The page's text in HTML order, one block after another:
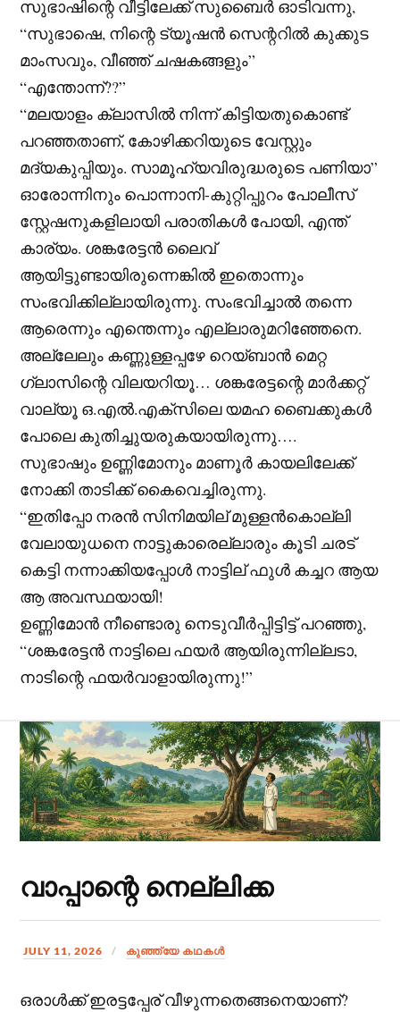
സുഭാഷിന്റെ വീട്ടിലേക്ക് സുബൈർ ഓടിവന്നു,
“സുഭാഷെ, നിന്റെ ട്യൂഷൻ സെന്ററിൽ കുക്കുട
മാംസവും, വീഞ്ഞ് ചഷകങ്ങളും”
“എന്തോന്ന്??”
“മലയാളം ക്ലാസിൽ നിന്ന് കിട്ടിയതുകൊണ്ട്
പറഞ്ഞതാണ്, കോഴിക്കറിയുടെ വേസ്റ്റും
മദ്യകുപ്പിയും. സാമൂഹ്യവിരുദ്ധരുടെ പണിയാ”
ഓരോന്നിനും പൊന്നാനി-കുറ്റിപ്പുറം പോലീസ്
സ്റ്റേഷനുകളിലായി പരാതികൾ പോയി, എന്ത്
കാര്യം. ശങ്കരേട്ടൻ ലൈവ്
ആയിട്ടുണ്ടായിരുന്നെങ്കിൽ ഇതൊന്നും
സംഭവിക്കില്ലായിരുന്നു. സംഭവിച്ചാൽ തന്നെ
ആരെന്നും എന്തെന്നും എല്ലാരുമറിഞ്ഞേനെ.
അല്ലേലും കണ്ണുള്ളപ്പഴേ റെയ്ബാൻ മെറ്റ
ഗ്ലാസിന്റെ വിലയറിയൂ… ശങ്കരേട്ടന്റെ മാർക്കറ്റ്
വാല്യൂ ഒ.എൽ.എക്‌സിലെ യമഹ ബൈക്കുകൾ
പോലെ കുതിച്ചുയരുകയായിരുന്നു….
സുഭാഷും ഉണ്ണിമോനും മാണൂർ കായലിലേക്ക്
നോക്കി താടിക്ക് കൈവെച്ചിരുന്നു.
“ഇതിപ്പോ നരൻ സിനിമയില് മുള്ളൻകൊല്ലി
വേലായുധനെ നാട്ടുകാരെല്ലാരും കൂടി ചരട്
കെട്ടി നന്നാക്കിയപ്പോൾ നാട്ടില് ഫുൾ കച്ചറ ആയ
ആ അവസ്ഥയായി!
ഉണ്ണിമോൻ നീണ്ടൊരു നെടുവീർപ്പിട്ടിട്ട് പറഞ്ഞു,
“ശങ്കരേട്ടൻ നാട്ടിലെ ഫയർ ആയിരുന്നില്ലടാ,
നാടിന്റെ ഫയർവാളായിരുന്നു!”
വാപ്പാന്റെ നെല്ലിക്ക
JULY 11, 2026 കുഞ്ഞ്യേ കഥകള്‍
ഒരാൾക്ക് ഇരട്ടപ്പേര് വീഴുന്നതെങ്ങനെയാണ്?